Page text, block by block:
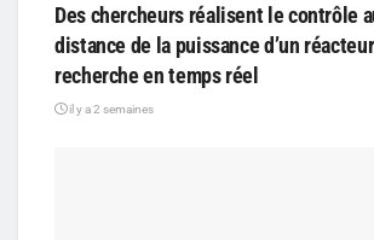
Des chercheurs réalisent le contrôle
distance de la puissance d’un
recherche en temps réel
il y a 2 semaines